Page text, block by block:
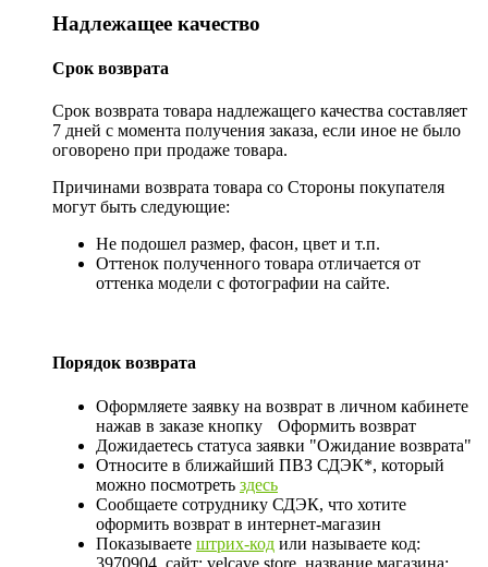
Надлежащее качество
Срок возврата
Срок возврата товара надлежащего качества составляет
7 дней с момента получения заказа, если иное не было
оговорено при продаже товара.
Причинами возврата товара со Стороны покупателя
могут быть следующие:
Не подошел размер, фасон, цвет и т.п.
Оттенок полученного товара отличается от
оттенка модели с фотографии на сайте.
Порядок возврата
Оформляете заявку на возврат в личном кабинете
нажав в заказе кнопку
Оформить возврат
Дожидаетесь статуса заявки "Ожидание возврата"
Относите в ближайший ПВЗ СДЭК*, который
можно посмотреть здесь
Сообщаете сотруднику СДЭК, что хотите
оформить возврат в интернет-магазин
Показываете штрих-код или называете код:
3970904, сайт: velcave.store, название магазина: